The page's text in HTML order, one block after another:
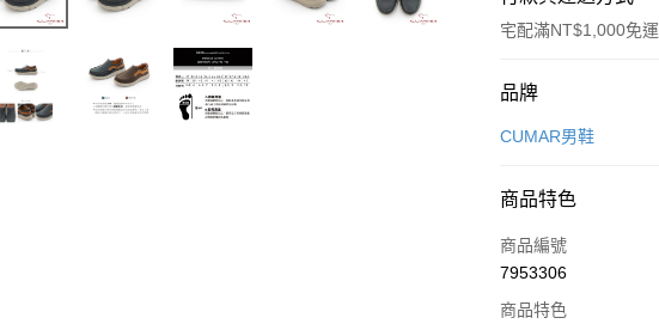
宅配滿NT$1,000免運
付款方式
信用卡一次付款
街口支付
品牌
CUMAR男鞋
商品特色
商品編號
7953306
商品特色